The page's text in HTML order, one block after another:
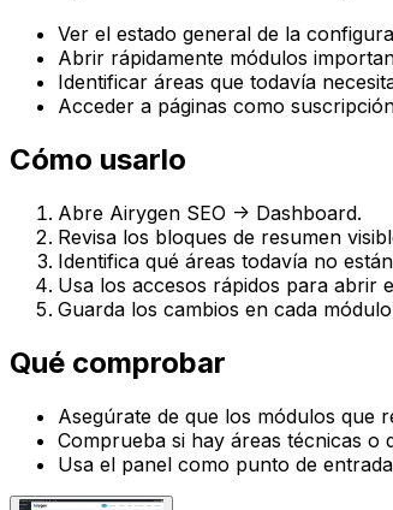
Ver el estado general de la
Abrir rápidamente módulos
Identificar áreas que todavía
Acceder a páginas como
Cómo usarlo
Abre Airygen SEO -> Dashboard.
Revisa los bloques de resumen
Identifica qué áreas todavía no
Usa los accesos rápidos para abrir
Guarda los cambios en cada
Qué comprobar
Asegúrate de que los módulos que
Comprueba si hay áreas técnicas o
Usa el panel como punto de